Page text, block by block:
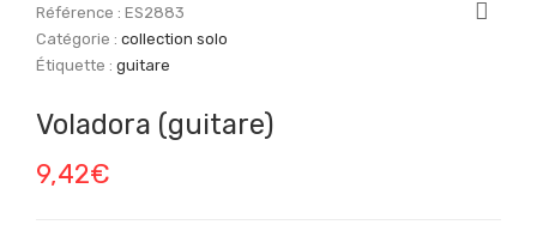
Référence :ES2883
Catégorie :collection solo
Étiquette :guitare
Voladora (guitare)
9,42€